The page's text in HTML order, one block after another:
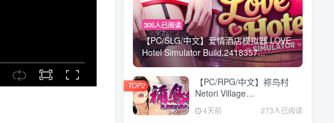
305人已阅读
【PC/SLG/中文】爱情酒店模拟器 LOVE
Hotel Simulator Build.2418357...
【PC/RPG/中文】祢鸟村
Netori Village
Build.24194835 STEAM官
方中文版【540MB】
4天前 273人已阅读
TOP2